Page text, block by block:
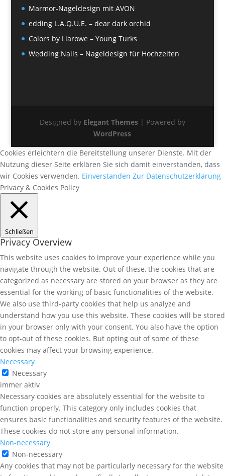
Marmor-Nageldesign mit AVON
edding L.A.Q.U.E. – dear dark orchid
Colors by Llarowe – Young Turks
Wedding Nails – Nageldesign für Hochzeiten
Designed by Elegant Themes| Powered by
WordPress
Cookies erleichtern die Bereitstellung unserer Dienste. Mit der
Nutzung dieser Seite erklären Sie sich damit einverstanden, dass
wir Cookies verwenden. Einverstanden Zur Datenschutzerklärung
Privacy & Cookies Policy
Schließen
Privacy Overview
This website uses cookies to improve your experience while you
navigate through the website. Out of these, the cookies that are
categorized as necessary are stored on your browser as they are
essential for the working of basic functionalities of the website.
We also use third-party cookies that help us analyze and
understand how you use this website. These cookies will be stored
in your browser only with your consent. You also have the option
to opt-out of these cookies. But opting out of some of these
cookies may affect your browsing experience.
Necessary
Necessary
immer aktiv
Necessary cookies are absolutely essential for the website to
function properly. This category only includes cookies that
ensures basic functionalities and security features of the website.
These cookies do not store any personal information.
Non-necessary
Non-necessary
Any cookies that may not be particularly necessary for the website